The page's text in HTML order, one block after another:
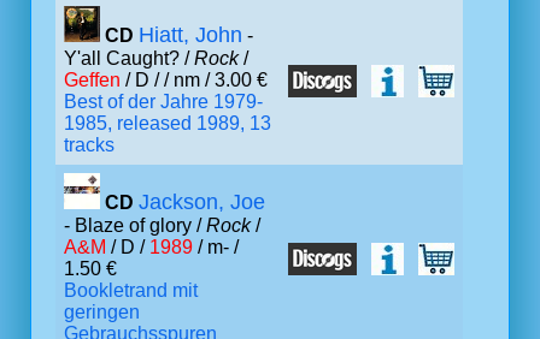
CD Hiatt, John -
Y'all Caught? /Rock/
Geffen / D // nm / 3.00 €
Best of der Jahre 1979-
1985, released 1989, 13
tracks
CD Jackson, Joe
- Blaze of glory /Rock/
A&M / D / 1989 / m- /
1.50 €
Bookletrand mit
geringen
Gebrauchsspuren